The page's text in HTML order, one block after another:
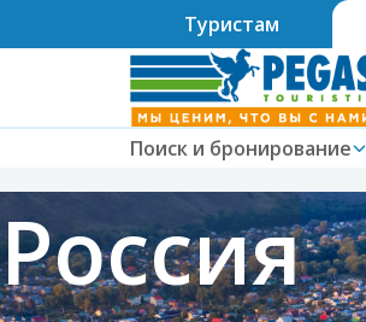
Туристам
Поиск и бронирование
Россия